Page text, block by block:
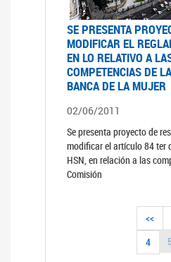
SE PRESENTA
MODIFICAR EL
EN LO RELATIVO A
COMPETENCIAS DE
BANCA DE LA MUJER
02/06/2011
Se presenta proyecto de
modificar el artículo 84 ter
HSN, en relación a las
Comisión
<<
4
5